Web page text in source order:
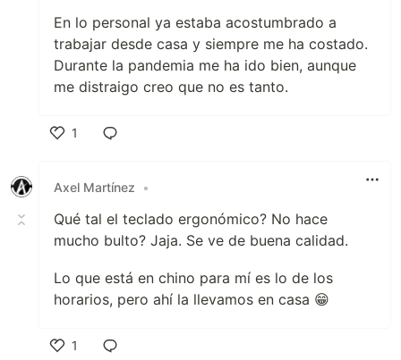
En lo personal ya estaba acostumbrado a
trabajar desde casa y siempre me ha costado.
Durante la pandemia me ha ido bien, aunque
me distraigo creo que no es tanto.
1
Axel Martínez
•
Qué tal el teclado ergonómico? No hace
mucho bulto? Jaja. Se ve de buena calidad.
Lo que está en chino para mí es lo de los
horarios, pero ahí la llevamos en casa 😁
1